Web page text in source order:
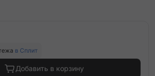
в Сплит
Добавить в корзину